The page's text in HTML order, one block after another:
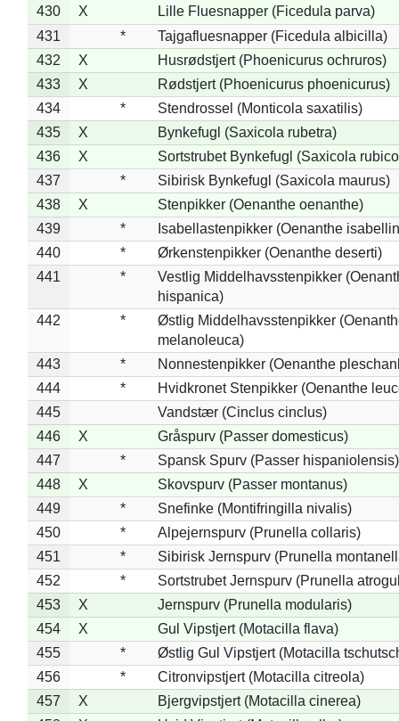
430 X
Lille Fluesnapper (Ficedula parva)
431
*
Tajgafluesnapper (Ficedula albicilla)
432
X
Husrødstjert (Phoenicurus ochruros)
433
X
Rødstjert (Phoenicurus phoenicurus)
434
*
Stendrossel (Monticola saxatilis)
435
X
Bynkefugl (Saxicola rubetra)
436
X
Sortstrubet Bynkefugl (Saxicola
437
*
Sibirisk Bynkefugl (Saxicola maurus)
438
X
Stenpikker (Oenanthe oenanthe)
439
*
Isabellastenpikker (Oenanthe
440
*
Ørkenstenpikker (Oenanthe deserti)
441
*
Vestlig Middelhavsstenpikker
hispanica)
442
*
Østlig Middelhavsstenpikker
melanoleuca)
443
*
Nonnestenpikker (Oenanthe
444
*
Hvidkronet Stenpikker (Oenanthe
445
Vandstær (Cinclus cinclus)
446
X
Gråspurv (Passer domesticus)
447
*
Spansk Spurv (Passer hispaniolensis)
448
X
Skovspurv (Passer montanus)
449
*
Snefinke (Montifringilla nivalis)
450
*
Alpejernspurv (Prunella collaris)
451
*
Sibirisk Jernspurv (Prunella
452
*
Sortstrubet Jernspurv (Prunella
453
X
Jernspurv (Prunella modularis)
454
X
Gul Vipstjert (Motacilla flava)
455
*
Østlig Gul Vipstjert (Motacilla
456
*
Citronvipstjert (Motacilla citreola)
457
X
Bjergvipstjert (Motacilla cinerea)